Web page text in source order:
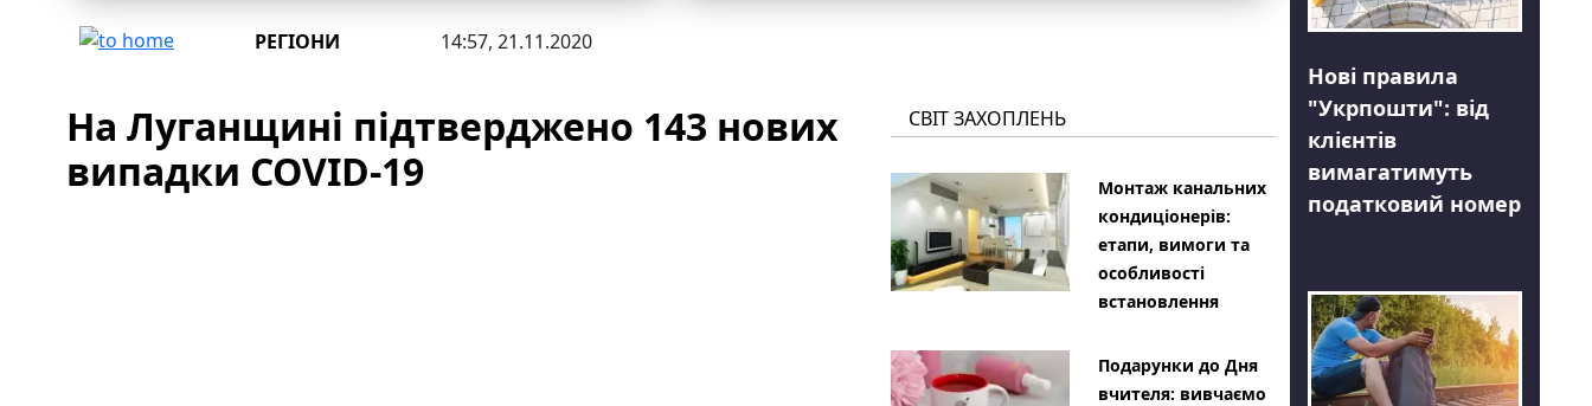
РЕГІОНИ 14:57, 21.11.2020
На Луганщині підтверджено 143 нових
випадки COVID-19
СВІТ ЗАХОПЛЕНЬ
Монтаж канальних
кондиціонерів:
етапи, вимоги та
особливості
встановлення
Подарунки до Дня
вчителя: вивчаємо
Нові правила
"Укрпошти": від
клієнтів
вимагатимуть
податковий номер